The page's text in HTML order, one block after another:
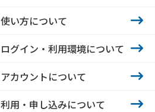
使い方について
ログイン・利用環境について
アカウントについて
利用・申し込みについて